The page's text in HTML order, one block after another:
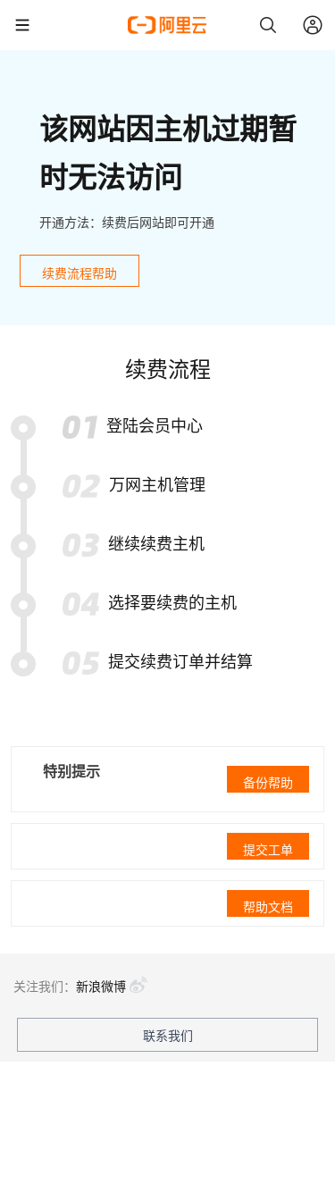
该网站因主机过期暂
时无法访问
开通方法：续费后网站即可开通
续费流程帮助
续费流程
登陆会员中心
万网主机管理
继续续费主机
选择要续费的主机
提交续费订单并结算
特别提示
备份帮助
提交工单
帮助文档